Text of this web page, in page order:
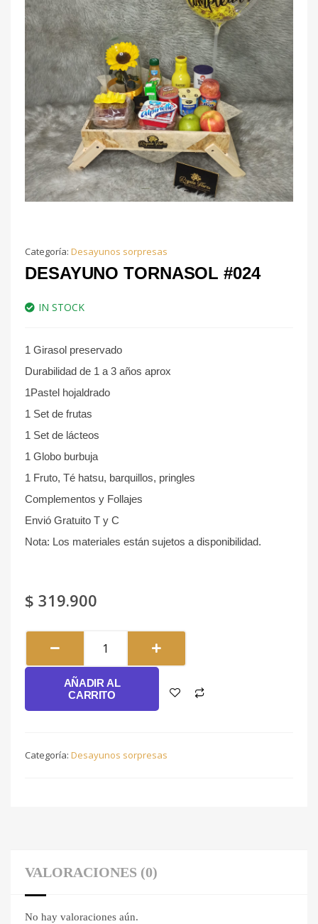
Categoría: Desayunos sorpresas
DESAYUNO TORNASOL #024
IN STOCK
1 Girasol preservado
Durabilidad de 1 a 3 años aprox
1Pastel hojaldrado
1 Set de frutas
1 Set de lácteos
1 Globo burbuja
1 Fruto, Té hatsu, barquillos, pringles
Complementos y Follajes
Envió Gratuito T y C
Nota: Los materiales están sujetos a disponibilidad.
$ 319.900
Tornasol
#024
cantidad
AÑADIR AL
CARRITO
Categoría: Desayunos sorpresas
VALORACIONES (0)
No hay valoraciones aún.